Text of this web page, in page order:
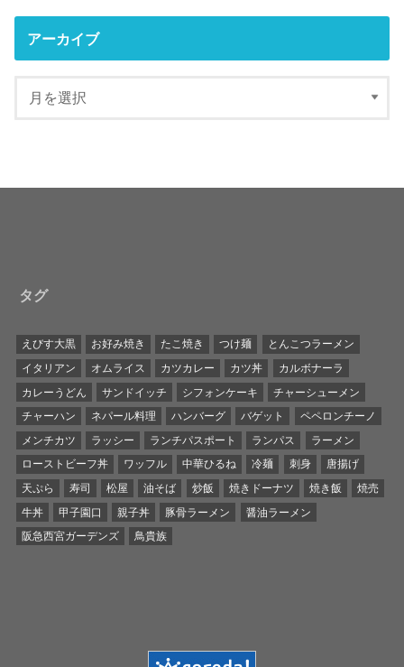
アーカイブ
タグ
えびす大黒 お好み焼き たこ焼き つけ麺
とんこつラーメン
イタリアン
オムライス カツカレー カツ丼
カルボナーラ
カレーうどん
サンドイッチ シフォンケーキ
チャーシューメン
チャーハン
ネパール料理 ハンバーグ バゲット
ペペロンチーノ
メンチカツ
ラッシー ランチパスポート ランパス
ラーメン
ローストビーフ丼
ワッフル 中華ひるね 冷麺 刺身
唐揚げ
天ぷら
寿司 松屋 油そば 炒飯 焼きドーナツ 焼き飯
焼売
牛丼
甲子園口 親子丼 豚骨ラーメン
醤油ラーメン
阪急西宮ガーデンズ
鳥貴族